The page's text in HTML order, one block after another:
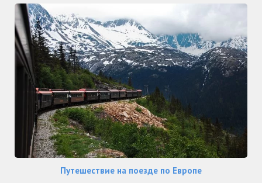
Путешествие на поезде по Европе